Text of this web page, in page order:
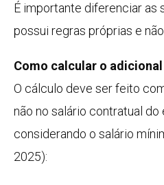
É importante diferenciar as
possui regras próprias e
Como calcular o
O cálculo deve ser feito
não no salário contratual
considerando o salário
2025):